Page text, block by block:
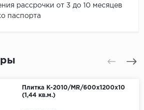
рассрочки от 3 до 10 месяцев
паспорта
Плитка K-2010/MR/600x1200x10
(1,44 кв.м.)